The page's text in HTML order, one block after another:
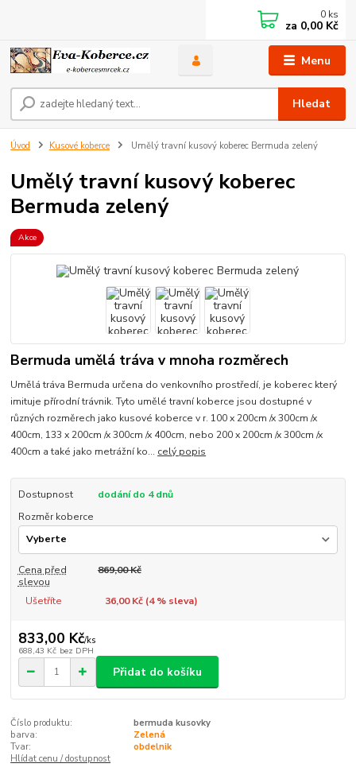
Menu
Hledat
0 ks
za 0,00 Kč
Úvod Kusové koberce Umělý travní kusový koberec Bermuda zelený
Umělý travní kusový koberec
Bermuda zelený
Akce
Bermuda umělá tráva v mnoha rozměrech
Umělá tráva Bermuda určena do venkovního prostředí, je koberec který
imituje přírodní trávnik. Tyto umělé travní koberce jsou dostupné v
různých rozměrech jako kusové koberce v r. 100 x 200cm /x 300cm /x
400cm, 133 x 200cm /x 300cm /x 400cm, nebo 200 x 200cm /x 300cm /x
400cm a také jako metrážní ko... celý popis
Dostupnost
dodání do 4 dnů
Rozměr koberce
Cena před
slevou
869,00 Kč
Ušetříte 36,00 Kč (4% sleva)
833,00 Kč/ks
688,43 Kč bez DPH
Přidat do košíku
Číslo produktu:
bermuda kusovky
barva:
Zelená
Tvar:
obdelnik
Hlídat cenu / dostupnost